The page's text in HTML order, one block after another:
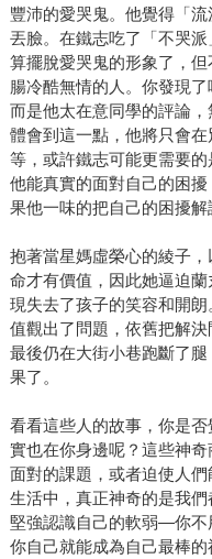
豐沛的愛哭鬼。他覺得「
丟臉。在鐵志吃了「不哭
算擺脫愛哭鬼的形象了，
腸冷酷無情的人。你發現
而是他太在意同學的評論
體會到這一點，他將只會
等，或許鐵志可能更需要
他能真實的面對自己的困
果他一味的把自己的困擾
抱著當星媽虛榮心的綾子
命才有價值，因此她逼迫
現失去了孩子的笑容和開
值觀出了問題，依舊把解
最後仍在大街小巷跑斷了
果了。
看看這些人的故事，你是
實也在你身邊呢？這些神
面對的課題，或者迫使人
生活中，真正神奇的是我
堅強認識自己的軟弱—你不
你自己就能成為自己最棒